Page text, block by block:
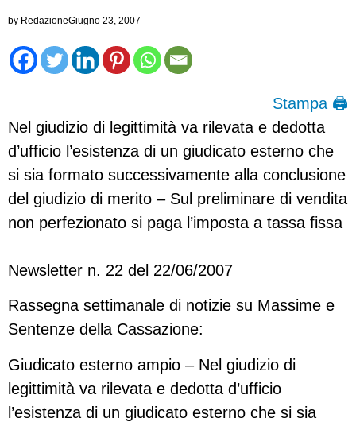
by RedazioneGiugno 23, 2007
Stampa 🖨
Nel giudizio di legittimità va rilevata e dedotta
d’ufficio l’esistenza di un giudicato esterno che
si sia formato successivamente alla conclusione
del giudizio di merito – Sul preliminare di vendita
non perfezionato si paga l’imposta a tassa fissa
Newsletter n. 22 del 22/06/2007
Rassegna settimanale di notizie su Massime e
Sentenze della Cassazione:
Giudicato esterno ampio – Nel giudizio di
legittimità va rilevata e dedotta d’ufficio
l’esistenza di un giudicato esterno che si sia